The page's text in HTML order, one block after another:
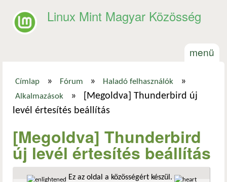
Linux Mint Magyar Közösség
menü
Jelenlegi hely
Címlap » Fórum » Haladó felhasználók »
Alkalmazások »
[Megoldva] Thunderbird új
levél értesítés beállítás
[Megoldva] Thunderbird
új levél értesítés beállítás
Ez az oldal a közösségért készül.